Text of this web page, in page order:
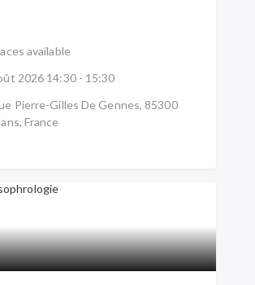
available
2026 14:30 - 15:30
Pierre-Gilles De Gennes, 85300
France